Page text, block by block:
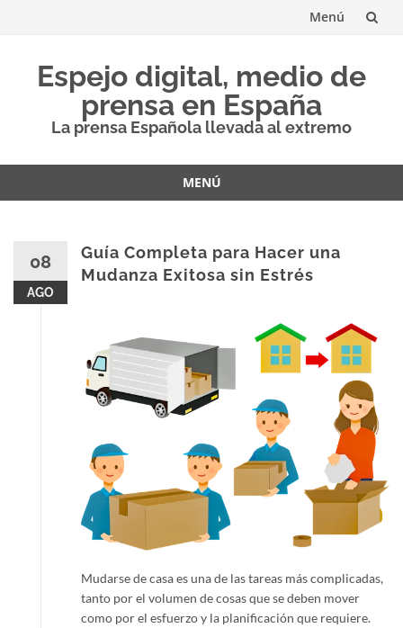
Menú
contenido
Espejo digital, medio de
prensa en España
La prensa Española llevada al extremo
MENÚ
08
AGO
Guía Completa para Hacer una
Mudanza Exitosa sin Estrés
Mudarse de casa es una de las tareas más complicadas,
tanto por el volumen de cosas que se deben mover
como por el esfuerzo y la planificación que requiere.